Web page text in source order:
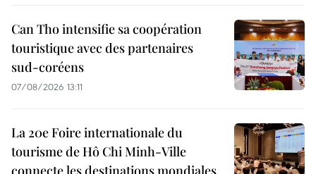
Can Tho intensifie sa coopération
touristique avec des partenaires
sud-coréens
07/08/2026 13:11
La 20e Foire internationale du
tourisme de Hô Chi Minh-Ville
connecte les destinations mondiales